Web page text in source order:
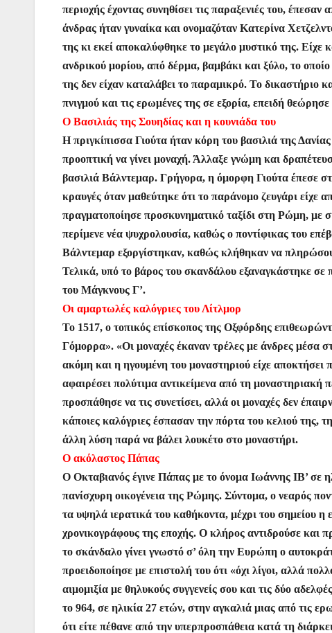
περιοχής έχοντας συνηθίσει τις παραξενιές του,
άνδρας ήταν γυναίκα και ονομαζόταν Κατερίνα
της κι εκεί αποκαλύφθηκε το μεγάλο μυστικό της.
ανδρικού μορίου, από δέρμα, βαμβάκι και ξύλο, το
της δεν είχαν καταλάβει το παραμικρό. Το δικαστήριο
πνιγμού και τις ερωμένες της σε εξορία, επειδή
Ο Βασιλιάς της Σουηδίας και η κουνιάδα του
Η πριγκίπισσα Γιούτα ήταν κόρη του βασιλιά της
προοπτική να γίνει μοναχή. Άλλαξε γνώμη και
βασιλιά Βάλντεμαρ. Γρήγορα, η όμορφη Γιούτα έπεσε
κραυγές όταν μαθεύτηκε ότι το παράνομο ζευγάρι
πραγματοποίησε προσκυνηματικό ταξίδι στη Ρώμη,
περίμενε νέα ψυχρολουσία, καθώς ο ποντίφικας του
Βάλντεμαρ εξοργίστηκαν, καθώς κλήθηκαν να
Τελικά, υπό το βάρος του σκανδάλου εξαναγκάστηκε
του Μάγκνους Γ’.
Οι αμαρτωλές καλόγριες του Λίτλμορ
Το 1517, ο τοπικός επίσκοπος της Οξφόρδης
Γόμορρα». «Οι μοναχές έκαναν τρέλες με άνδρες μέσα
ακόμη και η ηγουμένη του μοναστηριού είχε αποκτήσει
αφαιρέσει πολύτιμα αντικείμενα από τη μοναστηριακή
προσπάθησε να τις συνετίσει, αλλά οι μοναχές δεν
κάποιες καλόγριες έσπασαν την πόρτα του κελιού της,
άλλη λύση παρά να βάλει λουκέτο στο μοναστήρι.
Ο ακόλαστος Πάπας
Ο Οκταβιανός έγινε Πάπας με το όνομα Ιωάννης ΙΒ’ σε
πανίσχυρη οικογένεια της Ρώμης. Σύντομα, ο νεαρός
τα υψηλά ιερατικά του καθήκοντα, μέχρι του σημείου η
χρονικογράφους της εποχής. Ο κλήρος αντιδρούσε και
το σκάνδαλο γίνει γνωστό σ’ όλη την Ευρώπη ο
προειδοποίησε με επιστολή του ότι «όχι λίγοι, αλλά
αιμομιξία με θηλυκούς συγγενείς σου και τις δύο
το 964, σε ηλικία 27 ετών, στην αγκαλιά μιας από τις
ότι είτε πέθανε από την υπερπροσπάθεια κατά τη